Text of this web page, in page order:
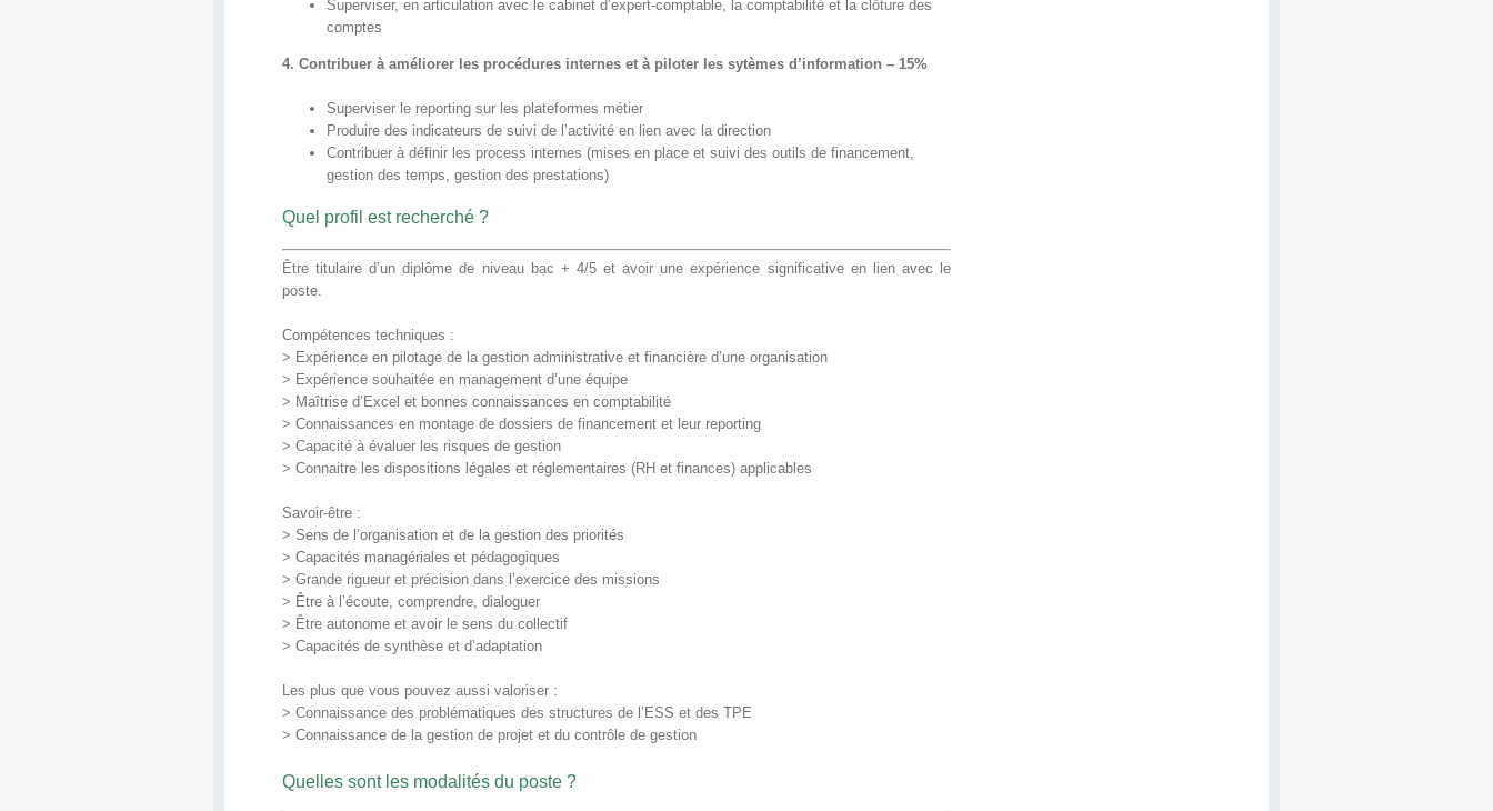
Superviser, en articulation avec le cabinet d’expert-comptable, la comptabilité et la clôture des
comptes
4. Contribuer à améliorer les procédures internes et à piloter les sytèmes d’information – 15%
Superviser le reporting sur les plateformes métier
Produire des indicateurs de suivi de l’activité en lien avec la direction
Contribuer à définir les process internes (mises en place et suivi des outils de financement,
gestion des temps, gestion des prestations)
Quel profil est recherché ?
Être titulaire d’un diplôme de niveau bac + 4/5 et avoir une expérience significative en lien avec le
poste.
Compétences techniques :
> Expérience en pilotage de la gestion administrative et financière d’une organisation
> Expérience souhaitée en management d’une équipe
> Maîtrise d’Excel et bonnes connaissances en comptabilité
> Connaissances en montage de dossiers de financement et leur reporting
> Capacité à évaluer les risques de gestion
> Connaitre les dispositions légales et réglementaires (RH et finances) applicables
Savoir-être :
> Sens de l’organisation et de la gestion des priorités
> Capacités managériales et pédagogiques
> Grande rigueur et précision dans l’exercice des missions
> Être à l’écoute, comprendre, dialoguer
> Être autonome et avoir le sens du collectif
> Capacités de synthèse et d’adaptation
Les plus que vous pouvez aussi valoriser :
> Connaissance des problématiques des structures de l’ESS et des TPE
> Connaissance de la gestion de projet et du contrôle de gestion
Quelles sont les modalités du poste ?